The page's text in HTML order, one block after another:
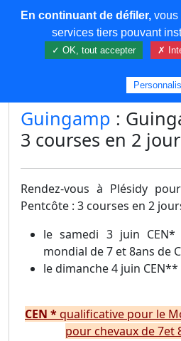
COREMA
Guingamp :
3 courses en 2
Rendez-vous à Plésidy
Pentcôte : 3 courses en 2
le samedi 3 juin
mondial de 7 et 8ans de
le dimanche 4 juin
CEN *qualificative pour le
pour chevaux de 7et
En continuant de défiler,vous
services tiers pouvant
✓ OK, tout accepter ✗